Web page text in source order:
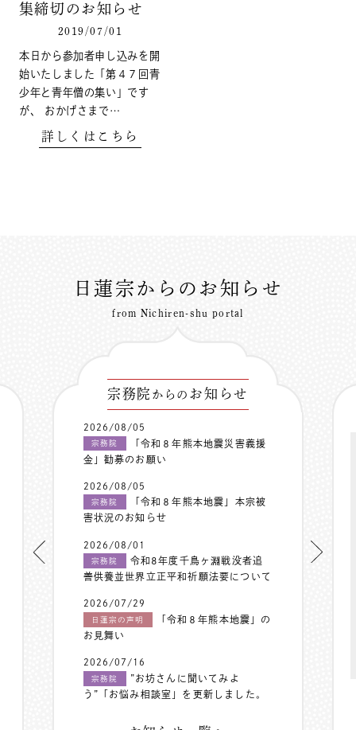
集締切のお知らせ
2019/07/01
本日から参加者申し込みを開
始いたしました「第４７回青
少年と青年僧の集い」です
が、 おかげさまで…
詳しくはこちら
日蓮宗からのお知らせ
from Nichiren-shu portal
宗務院 からの お知らせ
2026/08/05
宗務院
「令和８年熊本地震災害義援
金」勧募のお願い
2026/08/05
宗務院
「令和８年熊本地震」本宗被
害状況のお知らせ
2026/08/01
宗務院
令和8年度千鳥ヶ淵戦没者追
善供養並世界立正平和祈願法要について
2026/07/29
日蓮宗の声明
「令和８年熊本地震」の
お見舞い
2026/07/16
宗務院
”お坊さんに聞いてみよ
う”「お悩み相談室」を更新しました。